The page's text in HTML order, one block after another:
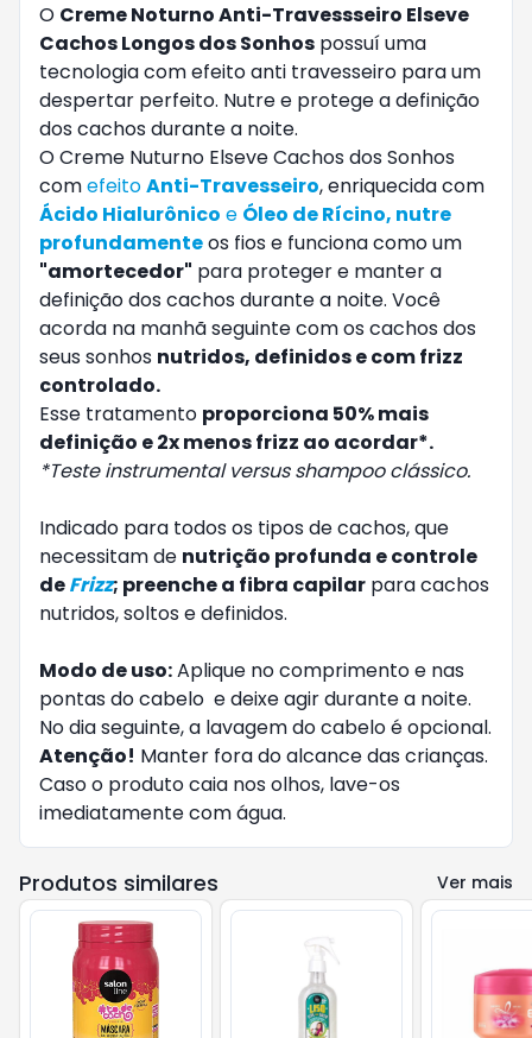
O Creme Noturno Anti-Travessseiro Elseve
Cachos Longos dos Sonhos possuí uma
tecnologia com efeito anti travesseiro para um
despertar perfeito. Nutre e protege a definição
dos cachos durante a noite.
O Creme Nuturno Elseve Cachos dos Sonhos
comefeitoAnti-Travesseiro, enriquecida com
Ácido Hialurônico e Óleo de Rícino, nutre
profundamenteos fios e funciona como um
"amortecedor" para proteger e manter a
definição dos cachos durante a noite. Você
acorda na manhã seguinte com os cachos dos
seus sonhos nutridos, definidos e com frizz
controlado.
Esse tratamento proporciona 50% mais
definição e 2x menos frizz ao acordar*.
*Teste instrumental versus shampoo clássico.
Indicado para todos os tipos de cachos, que
necessitam de nutrição profunda e controle
deFrizz; preenche a fibra capilar para cachos
nutridos, soltos e definidos.
Modo de uso:Aplique no comprimento e nas
pontas do cabelo e deixe agir durante a noite.
No dia seguinte, a lavagem do cabelo é opcional.
Atenção! Manter fora do alcance das crianças.
Caso o produto caia nos olhos, lave-os
imediatamente com água.
Produtos similares Ver mais